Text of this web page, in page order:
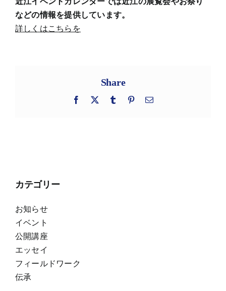
などの情報を提供しています。
詳しくはこちらを
Share
Facebook
X Tumblr Pinterest
電
カテゴリー
お知らせ
イベント
公開講座
エッセイ
フィールドワーク
伝承